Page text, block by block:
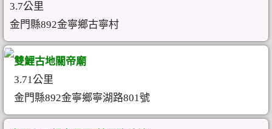
3.7公里
金門縣892金寧鄉古寧村
雙鯉古地關帝廟
3.71公里
金門縣892金寧鄉寧湖路801號